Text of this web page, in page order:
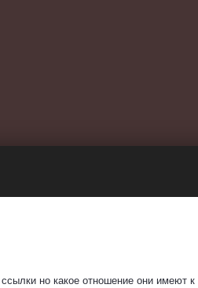
но какое отношение они имеют